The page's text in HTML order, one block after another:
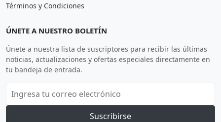
Términos y Condiciones
ÚNETE A NUESTRO BOLETÍN
Únete a nuestra lista de suscriptores para recibir las últimas
noticias, actualizaciones y ofertas especiales directamente en
tu bandeja de entrada.
Suscribirse